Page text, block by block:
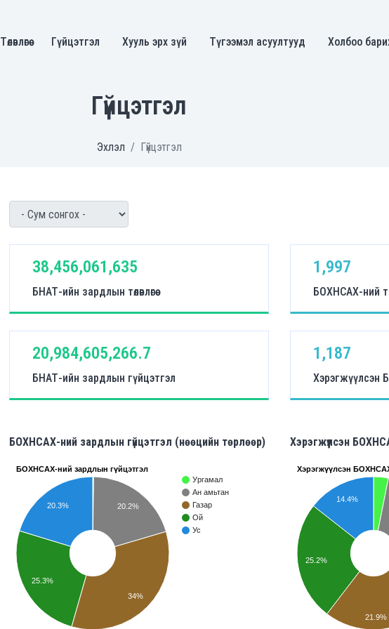
Төлөвлөгөө Гүйцэтгэл Хууль эрх зүй Түгээмэл асуултууд Холбоо
Гүйцэтгэл
Эхлэл Гүйцэтгэл
38,456,061,635
БНАТ-ийн зардлын төлөвлөгөө
1,997
БОХНСАХ-ний
20,984,605,266.7
БНАТ-ийн зардлын гүйцэтгэл
1,187
Хэрэгжүүлсэн
БОХНСАХ-ний зардлын гүйцэтгэл (нөөцийн төрлөөр)
БОХНСАХ-ний зардлын гүйцэтгэл
Ургамал
Ан амьтан
Газар
Ой
Ус
20.2%
20.3%
25.3%
34%
Хэрэгжүүлсэн
Хэрэгжүүлсэн
14.4%
25.2%
21.9%